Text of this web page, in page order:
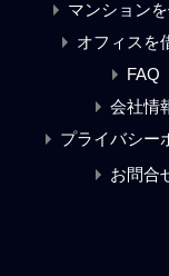
マンション
オフィスを
FAQ
会社情
プライバシー
お問合